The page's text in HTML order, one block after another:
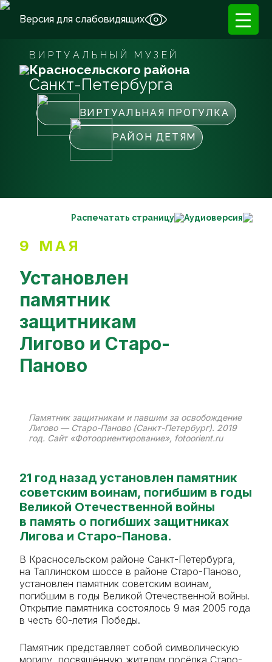
Версия для слабовидящих
ВИРТУАЛЬНЫЙ МУЗЕЙ
Красносельского района
Санкт-Петербурга
ВИРТУАЛЬНАЯ ПРОГУЛКА
РАЙОН ДЕТЯМ
Распечатать страницу Аудиоверсия
9 МАЯ
Установлен
памятник
защитникам
Лигово и Старо-
Паново
Памятник защитникам и павшим за освобождение
Лигово — Старо-Паново (Санкт-Петербург). 2019
год. Сайт «Фотоориентирование», fotoorient.ru
21 год назад установлен памятник
советским воинам, погибшим в годы
Великой Отечественной войны
в память о погибших защитниках
Лигова и Старо-Панова.
В Красносельском районе Санкт-Петербурга,
на Таллинском шоссе в районе Старо-Паново,
установлен памятник советским воинам,
погибшим в годы Великой Отечественной войны.
Открытие памятника состоялось 9 мая 2005 года
в честь 60-летия Победы.
Памятник представляет собой символическую
могилу, посвящённую жителям посёлка Старо-